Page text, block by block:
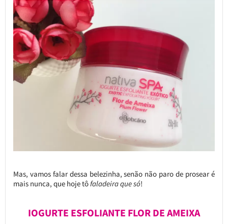
Mas, vamos falar dessa belezinha, senão não paro de prosear é
mais nunca, que hoje tôfaladeira que só!
IOGURTE ESFOLIANTE FLOR DE AMEIXA